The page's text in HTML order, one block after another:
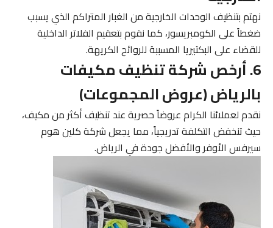
نهتم بتنظيف الوحدات الخارجية من الغبار المتراكم الذي يسبب
ضغطاً على الكومبريسور، كما نقوم بتعقيم الفلاتر الداخلية
للقضاء على البكتيريا المسببة للروائح الكريهة.
6. أرخص شركة تنظيف مكيفات
بالرياض (عروض المجموعات)
نقدم لعملائنا الكرام عروضاً حصرية عند تنظيف أكثر من مكيف،
حيث تنخفض التكلفة تدريجياً، مما يجعل شركة كلين هوم
سيرفس الأوفر والأفضل جودة في الرياض.